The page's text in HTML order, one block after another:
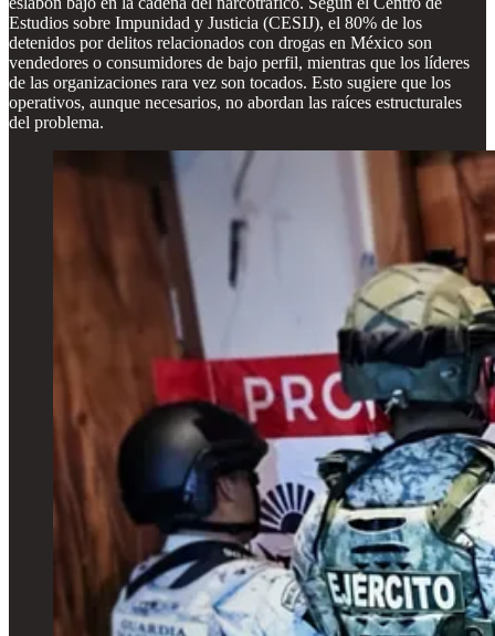
Estudios sobre Impunidad y Justicia (CESIJ), el 80% de los
detenidos por delitos relacionados con drogas en México son
vendedores o consumidores de bajo perfil, mientras que los líderes
de las organizaciones rara vez son tocados. Esto sugiere que los
operativos, aunque necesarios, no abordan las raíces estructurales
del problema.